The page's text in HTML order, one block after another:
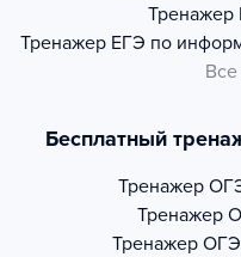
Тренажер
Тренажер ЕГЭ по
Бесплатный
Тренажер
Тренажер
Тренажер ОГЭ